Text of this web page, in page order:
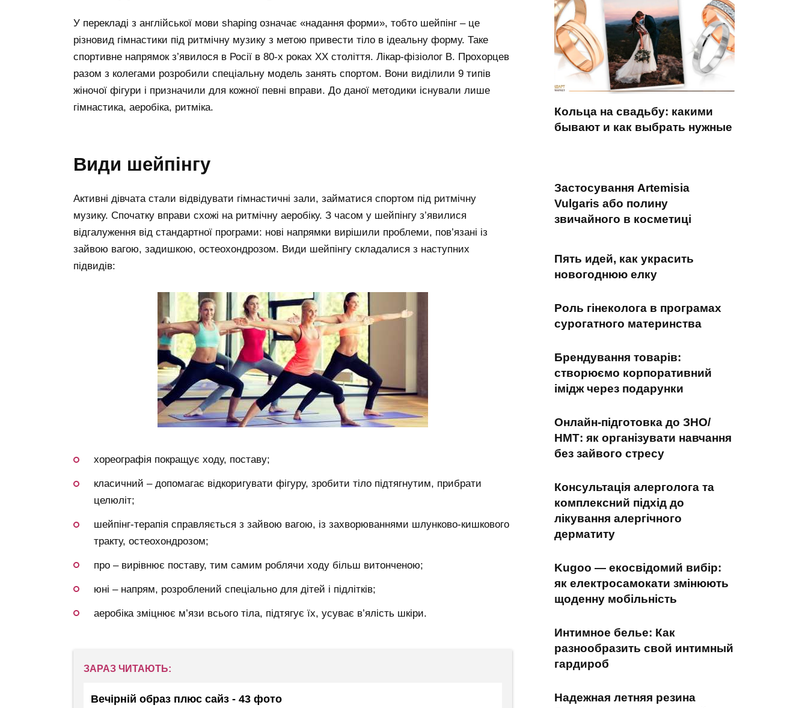
У перекладі з англійської мови shaping означає «надання форми», тобто шейпінг – це
різновид гімнастики під ритмічну музику з метою привести тіло в ідеальну форму. Таке
спортивне напрямок з’явилося в Росії в 80-х роках ХХ століття. Лікар-фізіолог В. Прохорцев
разом з колегами розробили спеціальну модель занять спортом. Вони виділили 9 типів
жіночої фігури і призначили для кожної певні вправи. До даної методики існували лише
гімнастика, аеробіка, ритміка.
види шейпінгу
Активні дівчата стали відвідувати гімнастичні зали, займатися спортом під ритмічну
музику. Спочатку вправи схожі на ритмічну аеробіку. З часом у шейпінгу з’явилися
відгалуження від стандартної програми: нові напрямки вирішили проблеми, пов’язані із
зайвою вагою, задишкою, остеохондрозом. Види шейпінгу складалися з наступних
підвидів:
хореографія покращує ходу, поставу;
класичний – допомагає відкоригувати фігуру, зробити тіло підтягнутим, прибрати
целюліт;
шейпінг-терапія справляється з зайвою вагою, із захворюваннями шлунково-кишкового
тракту, остеохондрозом;
про – вирівнює поставу, тим самим роблячи ходу більш витонченою;
юні – напрям, розроблений спеціально для дітей і підлітків;
аеробіка зміцнює м’язи всього тіла, підтягує їх, усуває в’ялість шкіри.
ЗАРАЗ ЧИТАЮТЬ:
Вечірній образ плюс сайз - 43 фото
Кольца на свадьбу: какими
бывают и как выбрать нужные
Застосування Artemisia
Vulgaris або полину
звичайного в косметиці
Пять идей, как украсить
новогоднюю елку
Роль гінеколога в програмах
сурогатного материнства
Брендування товарів:
створюємо корпоративний
імідж через подарунки
Онлайн-підготовка до ЗНО/
НМТ: як організувати навчання
без зайвого стресу
Консультація алерголога та
комплексний підхід до
лікування алергічного
дерматиту
Kugoo — екосвідомий вибір:
як електросамокати змінюють
щоденну мобільність
Интимное белье: Как
разнообразить свой интимный
гардироб
Надежная летняя резина